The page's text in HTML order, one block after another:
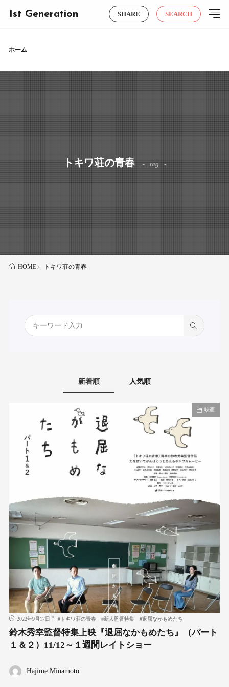
1st Generation SHARE SEARCH
ホーム
トキワ荘の青春 tag
HOME トキワ荘の青春
新着順 人気順
映画
2022年9月17日 #トキワ荘の青春 #新人監督特集 #退屈なかもめたち
鈴木秀幸監督特集上映『退屈なかもめたち』（パート
１＆２）11/12～１週間レイトショー
Hajime Minamoto